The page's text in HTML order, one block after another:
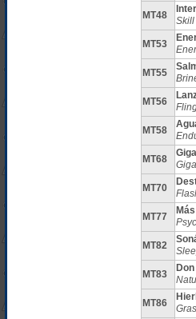
MT48
Skill
MT53
MT55
MT56
MT58
MT68
MT70
MT77
MT82
MT83
MT86